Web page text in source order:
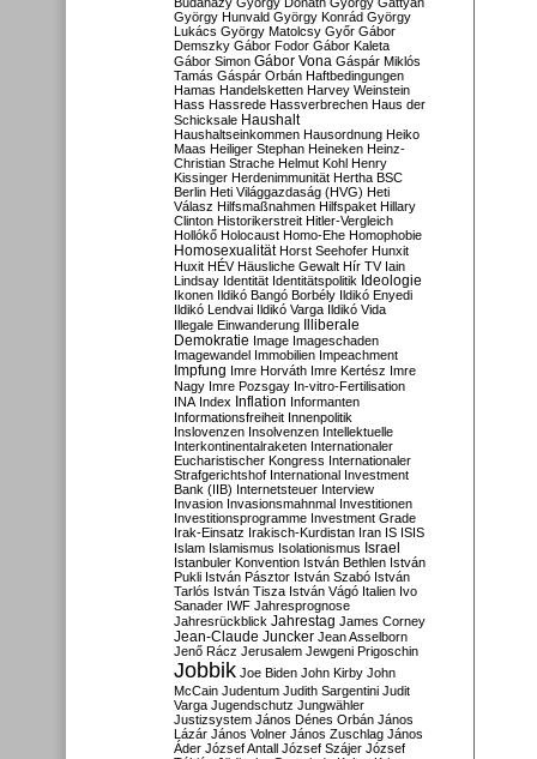
György Hunvald György Konrád György
Lukács György Matolcsy Győr Gábor
Demszky Gábor Fodor Gábor Kaleta
Gábor Simon Gábor Vona Gáspár Miklós
Tamás Gáspár Orbán Haftbedingungen
Hamas Handelsketten Harvey Weinstein
Hass Hassrede Hassverbrechen Haus der
Schicksale Haushalt
Haushaltseinkommen Hausordnung Heiko
Maas Heiliger Stephan Heineken Heinz-
Christian Strache Helmut Kohl Henry
Kissinger Herdenimmunität Hertha BSC
Berlin Heti Világgazdaság (HVG) Heti
Válasz Hilfsmaßnahmen Hilfspaket Hillary
Clinton Historikerstreit Hitler-Vergleich
Hollókő Holocaust Homo-Ehe Homophobie
Homosexualität Horst Seehofer Hunxit
Huxit HÉV Häusliche Gewalt Hír TV Iain
Lindsay Identität Identitätspolitik Ideologie
Ikonen Ildikó Bangó Borbély Ildikó Enyedi
Ildikó Lendvai Ildikó Varga Ildikó Vida
Illegale Einwanderung Illiberale
Demokratie Image Imageschaden
Imagewandel Immobilien Impeachment
Impfung Imre Horváth Imre Kertész Imre
Nagy Imre Pozsgay In-vitro-Fertilisation
INA Index Inflation Informanten
Informationsfreiheit Innenpolitik
Inslovenzen Insolvenzen Intellektuelle
Interkontinentalraketen Internationaler
Eucharistischer Kongress Internationaler
Strafgerichtshof International Investment
Bank (IIB) Internetsteuer Interview
Invasion Invasionsmahnmal Investitionen
Investitionsprogramme Investment Grade
Irak-Einsatz Irakisch-Kurdistan Iran IS ISIS
Islam Islamismus Isolationismus Israel
Istanbuler Konvention István Bethlen István
Pukli István Pásztor István Szabó István
Tarlós István Tisza István Vágó Italien Ivo
Sanader IWF Jahresprognose
Jahresrückblick Jahrestag James Corney
Jean-Claude Juncker Jean Asselborn
Jenő Rácz Jerusalem Jewgeni Prigoschin
Jobbik Joe Biden John Kirby John
McCain Judentum Judith Sargentini Judit
Varga Jugendschutz Jungwähler
Justizsystem János Dénes Orbán János
Lázár János Volner János Zuschlag János
Áder József Antall József Szájer József